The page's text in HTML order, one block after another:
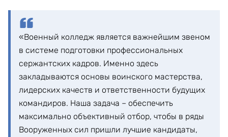
«Военный колледж является важнейшим звеном
в системе подготовки профессиональных
сержантских кадров. Именно здесь
закладываются основы воинского мастерства,
лидерских качеств и ответственности будущих
командиров. Наша задача – обеспечить
максимально объективный отбор, чтобы в ряды
Вооруженных сил пришли лучшие кандидаты,